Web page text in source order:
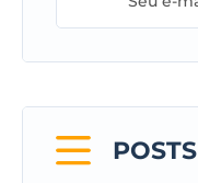
POSTS